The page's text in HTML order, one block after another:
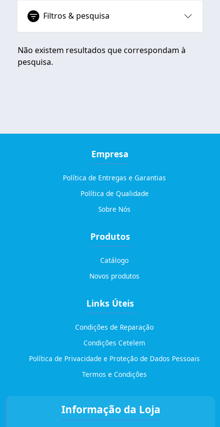
Filtros & pesquisa
Não existem resultados que correspondam à
pesquisa.
Empresa
Política de Entregas e Garantias
Política de Qualidade
Sobre Nós
Produtos
Catálogo
Novos produtos
Links Úteis
Condições de Reparação
Condições Cetelem
Política de Privacidade e Proteção de Dados Pessoais
Termos e Condições
Informação da Loja